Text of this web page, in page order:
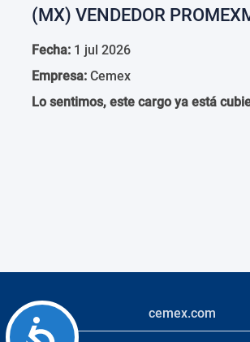
Accessibility
(MX) VENDEDOR
Fecha: 1 jul 2026
Empresa: Cemex
Lo sentimos, este cargo ya está
cemex.com